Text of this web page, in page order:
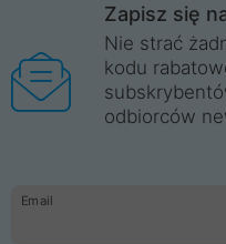
Wrocław, Poznań,
Trzebnica, Opole. Szybka i
ProLine to polska firma ze
legalnie i płacimy podatki
główną w Mirkowie oraz
komunikacja ze sklepem
danych osobowych.
ProLine to czysta
Zaopatrzysz się u nas w
Zapisz się
Nie strać
kodu
odbiorców
Email